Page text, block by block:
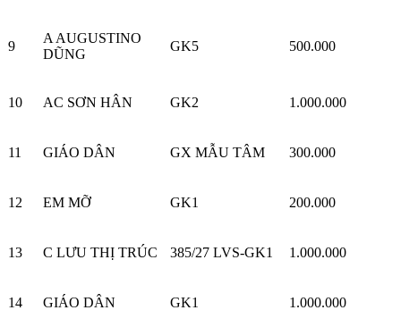
9
A AUGUSTINO
DŨNG
GK5 500.000
10 AC SƠN HÂN GK2 1.000.000
11 GIÁO DÂN GX MẪU TÂM 300.000
12 EM MỠ GK1 200.000
13 C LƯU THỊ TRÚC 385/27 LVS-GK1 1.000.000
14 GIÁO DÂN GK1 1.000.000